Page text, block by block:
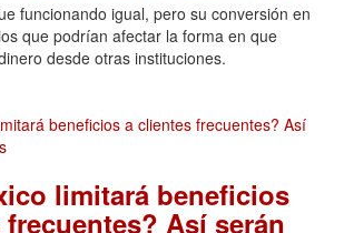
funcionando igual, pero su conversión en
que podrían afectar la forma en que
desde otras instituciones.
limitará beneficios
Así serán